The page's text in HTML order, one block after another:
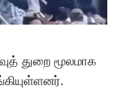
துறை மூலமாக